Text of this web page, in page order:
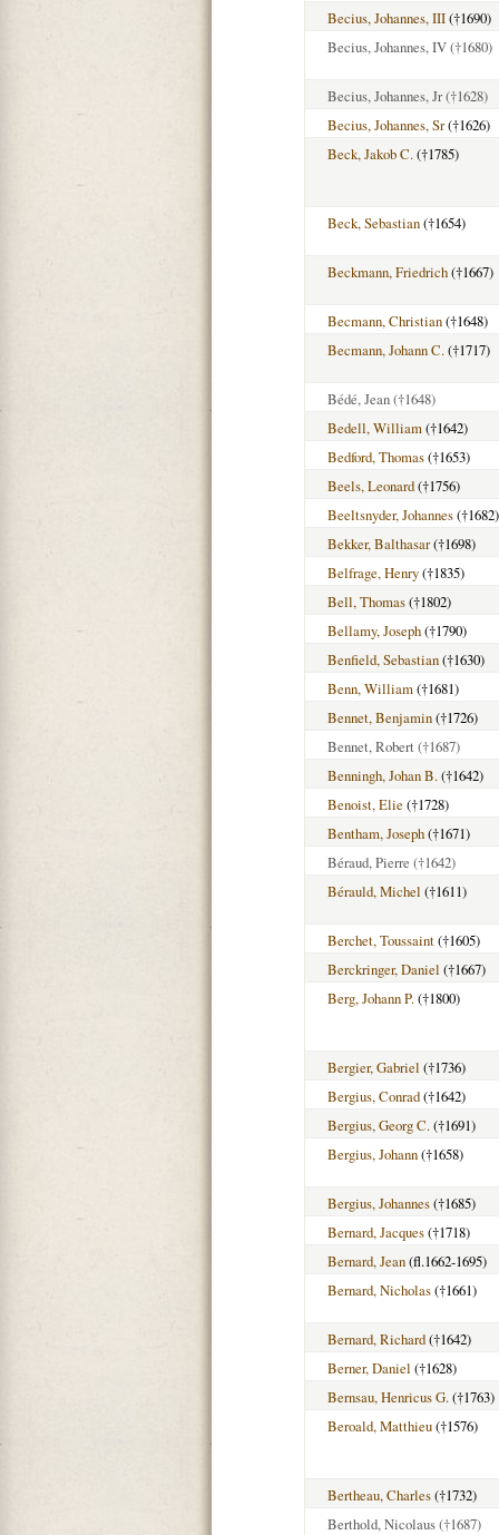
Becius, Johannes, III(†1690)
Becius, Johannes, IV(†1680)
Becius, Johannes, Jr(†1628)
Becius, Johannes, Sr(†1626)
Beck, Jakob C.(†1785)
Beck, Sebastian(†1654)
Beckmann, Friedrich(†1667)
Becmann, Christian(†1648)
Becmann, Johann C.(†1717)
Bédé, Jean(†1648)
Bedell, William(†1642)
Bedford, Thomas(†1653)
Beels, Leonard(†1756)
Beeltsnyder, Johannes(†1682)
Bekker, Balthasar(†1698)
Belfrage, Henry(†1835)
Bell, Thomas(†1802)
Bellamy, Joseph(†1790)
Benfield, Sebastian(†1630)
Benn, William(†1681)
Bennet, Benjamin(†1726)
Bennet, Robert(†1687)
Benningh, Johan B.(†1642)
Benoist, Elie (†1728)
Bentham, Joseph(†1671)
Béraud, Pierre (†1642)
Bérauld, Michel (†1611)
Berchet, Toussaint(†1605)
Berckringer, Daniel (†1667)
Berg, Johann P.(†1800)
Bergier, Gabriel (†1736)
Bergius, Conrad(†1642)
Bergius, Georg C.(†1691)
Bergius, Johann(†1658)
Bergius, Johannes(†1685)
Bernard, Jacques(†1718)
Bernard, Jean(fl.1662-1695)
Bernard, Nicholas(†1661)
Bernard, Richard(†1642)
Berner, Daniel (†1628)
Bernsau, Henricus G.(†1763)
Beroald, Matthieu(†1576)
Bertheau, Charles(†1732)
Berthold, Nicolaus(†1687)